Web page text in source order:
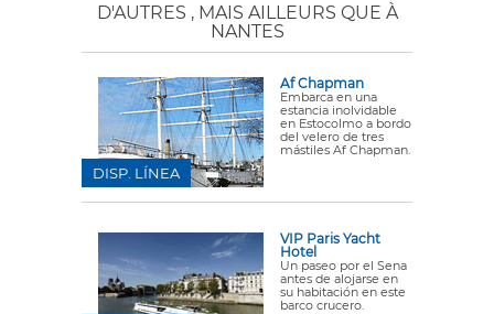
D'AUTRES , MAIS AILLEURS QUE À
NANTES
Af Chapman
Embarca en una
estancia inolvidable
en Estocolmo a bordo
del velero de tres
mástiles Af Chapman.
DISP. LÍNEA
VIP Paris Yacht
Hotel
Un paseo por el Sena
antes de alojarse en
su habitación en este
barco crucero.